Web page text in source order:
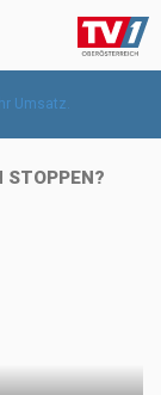
STOPPEN?